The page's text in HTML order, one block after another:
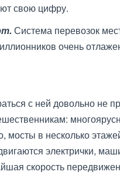
свою цифру.
Система перевозок
очень
с ней довольно не
мосты в несколько
электрички,
скорость